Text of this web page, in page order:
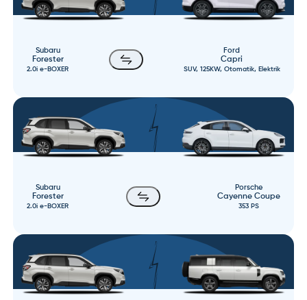
Subaru
Forester
2.0i e-BOXER
Ford
Capri
SUV, 125KW, Otomatik, Elektrik
Subaru
Forester
2.0i e-BOXER
Porsche
Cayenne Coupe
353 PS